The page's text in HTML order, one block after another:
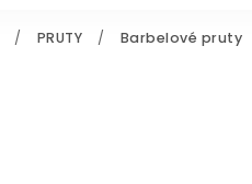
/ PRUTY / Barbelové pruty